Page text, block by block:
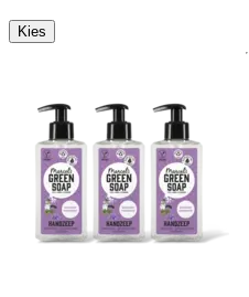
Kies